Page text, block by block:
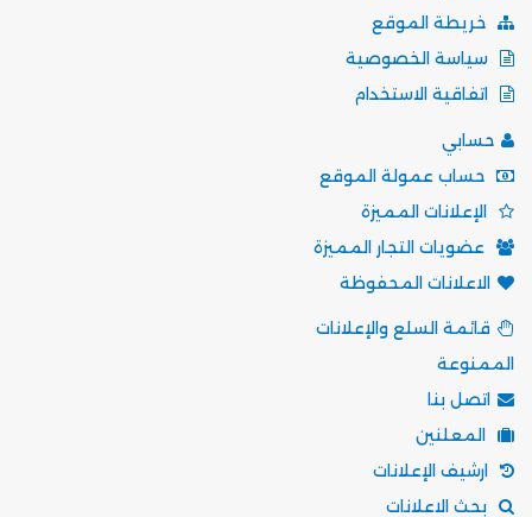
خريطة الموقع
سياسة الخصوصية
اتفاقية الاستخدام
حسابي
حساب عمولة الموقع
الإعلانات المميزة
عضويات التجار المميزة
الاعلانات المحفوظة
قائمة السلع والإعلانات
الممنوعة
اتصل بنا
المعلنين
ارشيف الإعلانات
بحث الاعلانات